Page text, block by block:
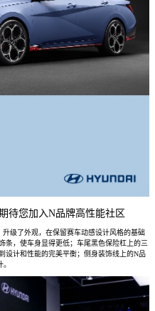
待您加入N品牌高性能社区
升级了外观，在保留赛车动感设计风格的基础
条，使车身显得更低；车尾黑色保险杠上的三
设计和性能的完美平衡；侧身装饰线上的N品